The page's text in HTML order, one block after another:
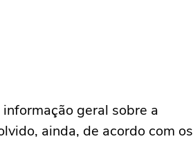
geral sobre a
ainda, de acordo com os